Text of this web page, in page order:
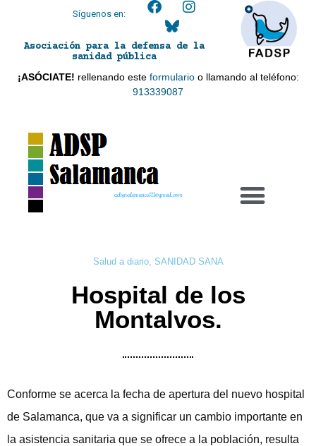
Síguenos en:
Asociación para la defensa de la
sanidad pública
¡ASÓCIATE! rellenando este formularioo llamando al teléfono:
913339087
adspsalamanca21@gmail.com
Salud a diario, SANIDAD SANA
Hospital de los
Montalvos.
Conforme se acerca la fecha de apertura del nuevo hospital
de Salamanca, que va a significar un cambio importante en
la asistencia sanitaria que se ofrece a la población, resulta